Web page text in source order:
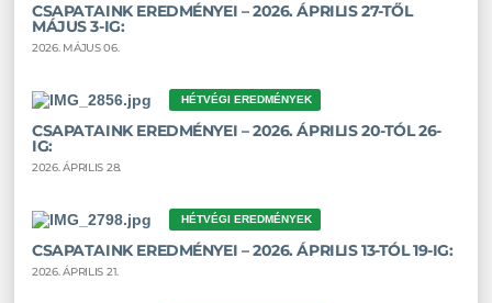
CSAPATAINK EREDMÉNYEI – 2026. ÁPRILIS 27-TŐL
MÁJUS 3-IG:
2026. MÁJUS 06.
HÉTVÉGI EREDMÉNYEK
CSAPATAINK EREDMÉNYEI – 2026. ÁPRILIS 20-TÓL 26-
IG:
2026. ÁPRILIS 28.
HÉTVÉGI EREDMÉNYEK
CSAPATAINK EREDMÉNYEI – 2026. ÁPRILIS 13-TÓL 19-IG:
2026. ÁPRILIS 21.